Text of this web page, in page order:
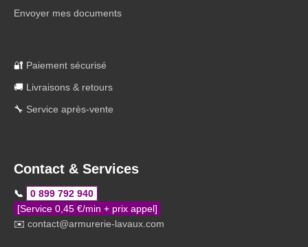
Envoyer mes documents
🔐 Paiement sécurisé
🚚 Livraisons & retours
🔧 Service après-vente
Contact & Services
📞
0 899 792 940
[Service 0,45 €/min + prix appel]
✉️ contact@armurerie-lavaux.com